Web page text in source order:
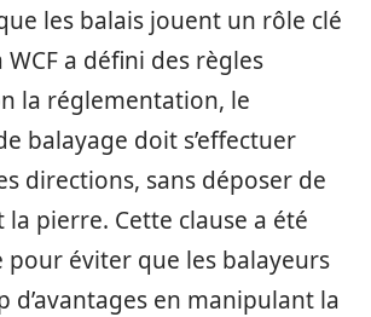
les balais jouent un rôle clé
a défini des règles
la réglementation, le
balayage doit s’effectuer
directions, sans déposer de
pierre. Cette clause a été
pour éviter que les balayeurs
d’avantages en manipulant la